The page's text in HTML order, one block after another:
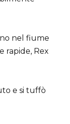
nel fiume
rapide, Rex
e si tuffò